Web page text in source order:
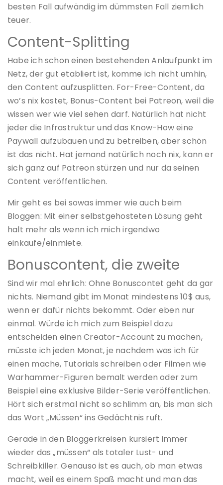
besten Fall aufwändig im dümmsten Fall ziemlich
teuer.
Content-Splitting
Habe ich schon einen bestehenden Anlaufpunkt im
Netz, der gut etabliert ist, komme ich nicht umhin,
den Content aufzusplitten. For-Free-Content, da
wo’s nix kostet, Bonus-Content bei Patreon, weil die
wissen wer wie viel sehen darf. Natürlich hat nicht
jeder die Infrastruktur und das Know-How eine
Paywall aufzubauen und zu betreiben, aber schön
ist das nicht. Hat jemand natürlich noch nix, kann er
sich ganz auf Patreon stürzen und nur da seinen
Content veröffentlichen.
Mir geht es bei sowas immer wie auch beim
Bloggen: Mit einer selbstgehosteten Lösung geht
halt mehr als wenn ich mich irgendwo
einkaufe/einmiete.
Bonuscontent, die zweite
Sind wir mal ehrlich: Ohne Bonuscontet geht da gar
nichts. Niemand gibt im Monat mindestens 10$ aus,
wenn er dafür nichts bekommt. Oder eben nur
einmal. Würde ich mich zum Beispiel dazu
entscheiden einen Creator-Account zu machen,
müsste ich jeden Monat, je nachdem was ich für
einen mache, Tutorials schreiben oder Filmen wie
Warhammer-Figuren bemalt werden oder zum
Beispiel eine exklusive Bilder-Serie veröffentlichen.
Hört sich erstmal nicht so schlimm an, bis man sich
das Wort „Müssen“ ins Gedächtnis ruft.
Gerade in den Bloggerkreisen kursiert immer
wieder das „müssen“ als totaler Lust- und
Schreibkiller. Genauso ist es auch, ob man etwas
macht, weil es einem Spaß macht und man das